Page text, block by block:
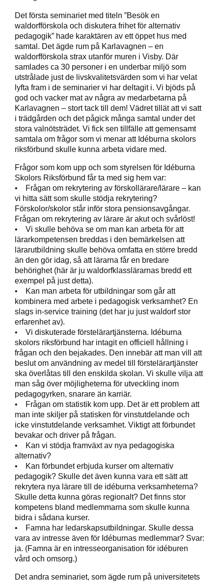
Det första seminariet med titeln ”Besök en
waldorfförskola och diskutera frihet för alternativ
pedagogik” hade karaktären av ett öppet hus med
samtal. Det ägde rum på Karlavagnen – en
waldorfförskola strax utanför muren i Visby. Där
samlades ca 30 personer i en underbar miljö som
utstrålade just de livskvalitetsvärden som vi har velat
lyfta fram i de seminarier vi har deltagit i. Vi bjöds på
god och vacker mat av några av medarbetarna på
Karlavagnen – stort tack till dem! Vädret tillät att vi satt
i trädgården och det pågick många samtal under det
stora valnötsträdet. Vi fick sen tillfälle att gemensamt
samtala om frågor som vi menar att Idéburna skolors
riksförbund skulle kunna arbeta vidare med.
Frågor som kom upp och som styrelsen för Idéburna
Skolors Riksförbund får ta med sig hem var:
• Frågan om rekrytering av förskollärare/lärare – kan
vi hitta sätt som skulle stödja rekrytering?
Förskolor/skolor står inför stora pensionsavgångar.
Frågan om rekrytering av lärare är akut och svårlöst!
• Vi skulle behöva se om man kan arbeta för att
lärarkompetensen breddas i den bemärkelsen att
lärarutbildning skulle behöva omfatta en större bredd
än den gör idag, så att lärarna får en bredare
behörighet (här är ju waldorfklasslärarnas bredd ett
exempel på just detta).
• Kan man arbeta för utbildningar som går att
kombinera med arbete i pedagogisk verksamhet? En
slags in-service training (det har ju just waldorf stor
erfarenhet av).
• Vi diskuterade förstelärartjänsterna. Idéburna
skolors riksförbund har intagit en officiell hållning i
frågan och den bejakades. Den innebär att man vill att
beslut om användning av medel till förstelärartjänster
ska överlåtas till den enskilda skolan. Vi skulle vilja att
man såg över möjligheterna för utveckling inom
pedagogyrken, snarare än karriär.
• Frågan om statistik kom upp. Det är ett problem att
man inte skiljer på statisken för vinstutdelande och
icke vinstutdelande verksamhet. Viktigt att förbundet
bevakar och driver på frågan.
• Kan vi stödja framväxt av nya pedagogiska
alternativ?
• Kan förbundet erbjuda kurser om alternativ
pedagogik? Skulle det även kunna vara ett sätt att
rekrytera nya lärare till de idéburna verksamheterna?
Skulle detta kunna göras regionalt? Det finns stor
kompetens bland medlemmarna som skulle kunna
bidra i sådana kurser.
• Famna har ledarskapsutbildningar. Skulle dessa
vara av intresse även för Idéburnas medlemmar? Svar:
ja. (Famna är en intresseorganisation för idéburen
vård och omsorg.)
Det andra seminariet, som ägde rum på universitetets